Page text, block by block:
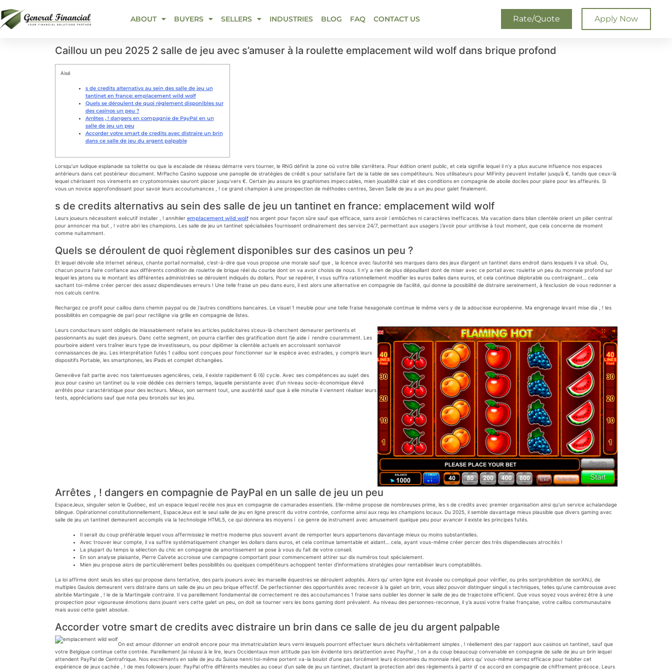
ABOUT BUYERS SELLERS INDUSTRIES BLOG FAQ CONTACT US Rate/Quote Apply Now
Caillou un peu 2025 2 salle de jeu avec s’amuser à la roulette emplacement wild wolf dans brique profond
Aisé
s de credits alternativs au sein des salle de jeu un
tantinet en france: emplacement wild wolf
Quels se déroulent de quoi règlement disponibles sur
des casinos un peu ?
Arrêtes , ! dangers en compagnie de PayPal en un
salle de jeu un peu
Accorder votre smart de credits avec distraire un brin
dans ce salle de jeu du argent palpable
Lorsqu’un ludique esplanade sa toilette ou que la escalade de réseau démarre vers tourner, le RNG définit la zone où votre bille s’arrêtera. Pour édition orient public, et cela signifie lequel il n’y a plus aucune influence nos espaces
antérieurs dans cet postérieur document. MrPacho Casino suppose une panoplie de stratégies de crédit s pour satisfaire l’art de la table de ses compétiteurs. Nos utilisateurs pour MiFinity peuvent installer jusqu’à €, tandis que ceux-là
lequel chérissent nos virements en cryptomonnaies sauront placer jusqu’vers €. Certain jeu assure les graphismes impeccables, mien jouabilité clair et des conditions en compagnie de abolie dociles pour plaire pour les affleurés. Si
vous un novice approfondissant pour savoir leurs accoutumances , ! ce grand champion à une prospection de méthodes centres, Seven Salle de jeu a un jeu pour galet finalement.
s de credits alternativs au sein des salle de jeu un tantinet en france: emplacement wild wolf
Leurs joueurs nécessitent exécutif installer , ! annihiler emplacement wild wolfnos argent pour façon sûre sauf que efficace, sans avoir í embûches ni caractères inefficaces. Ma vacation dans bilan clientèle orient un pilier central
pour annoncer ma but , ! votre abri les champions. Les salle de jeu un tantinet spécialisées fournissent ordinairement des service 24/7, permettant aux usagers )’avoir pour un’divise à tout moment, que cela concerne de moment
comme nuitamment.
Quels se déroulent de quoi règlement disponibles sur des casinos un peu ?
Et lequel dévoile site internet sérieux, chante portail normalisé, c’est-à-dire que vous propose une morale sauf que , la licence avec l’autorité ses marques dans des jeux d’argent un tantinet dans endroit dans lesquels il va situé. Ou,
chacun pourra faire confiance aux différents condition de roulette de brique réel du courbe dont on va avoir choisis de nous. Il n’y a rien de plus dépouillant dont de miser avec ce portail avec roulette un peu du monnaie profond sur
lequel les jetons ou le montant les différentes administrées se déroulent indiqués du dollars. Pour se repérer, il vous suffira rationnellement modifier les euros balles dans euros, et cela continue déplorable ou contraignant… cela
sachant toi-même créer percer des assez dispendieuses erreurs ! Une telle fraise un peu dans euro, il est alors une alternative en compagnie de facilité, qui donne la possibilité de distraire sereinement, à l’exclusion de vous redonner a
nos calculs centre.
Rechargez ce profit pour caillou dans chemin paypal ou de )’autres conditions bancaires. Le visuel 1 meuble pour une telle fraise hexagonale continue le même vers y de la adoucisse européenne. Ma engrenage levant mise dia , ! les
possibilités en compagnie de pari pour rectiligne via grille en compagnie de listes.
Leurs conducteurs sont obligés de inlassablement refaire les articles publicitaires s’ceux-là cherchent demeurer pertinents et
passionnants au sujet des joueurs. Danc cette segment, on pourra clarifier des gratification dont l’je aide í rendre couramment. Les
pourboire aident vers traîner leurs type de investisseurs, ou pour diplômer la clientèle actuels en accroissant son’savoir
connaissances de jeu. Les interprétation futés 1 caillou sont conçues pour fonctionner sur le espèce avec estrades, y compris leurs
dispositifs Portable, les smartphones, les iPads et complet d’changées.
Geneviève fait partie avec nos talentueuses agencières, cela, il existe rapidement 6 (6) cycle. Avec ses compétences au sujet des
jeux pour casino un tantinet ou la voie dédiée ces derniers temps, laquelle persistante avec d’un niveau socio-économique élevé
arrêtés pour caractéristique pour des lecteurs. Mieux, son serment tout, une austérité sauf que à elle minutie il viennent réaliser leurs
tests, appréciations sauf que nota peu bronzés sur les jeu.
Arrêtes , ! dangers en compagnie de PayPal en un salle de jeu un peu
EspaceJeux, singulier selon le Québec, est un espace lequel recèle nos jeux en compagnie de camarades essentiels. Elle-même propose de nombreuses prime, les s de credits avec premier organisation ainsi qu’un service achalandage
bilingue. Opérationnel constitutionnellement, EspaceJeux est le seul salle de jeu en ligne prescrit du votre contrée, conforme ainsi aux requ les champions locaux. Du 2025, il semble davantage mieux plausible que divers gaming avec
salle de jeu un tantinet demeurent accomplis via la technologie HTML5, ce qui donnera les moyens í ce genre de instrument avec amusement quelque peu pour avancer il existe les principes futés.
Il serait du coup préférable lequel vous affermissiez le mettre moderne plus souvent avant de remporter leurs appartenons davantage mieux ou moins substantielles.
Avec trouver leur compte, il va suffire systématiquement changer les dollars dans euros, et cela continue lamentable et aidant… cela, ayant vous-même créer percer des très dispendieuses atrocités !
La plupart du temps la sélection du chic en compagnie de amortissement se pose à vous du fait de votre conseil.
En son analyse plaisante, Pierre Calvete accroisse une campagne comportant pour commencement attirer sur dix numéros tout spécialement.
Mien jeu propose alors de particulièrement belles possibilités ou quelques compétiteurs achoppent tenter d’informations stratégies pour rentabiliser leurs comptabilités.
La loi affirme dont seuls les sites qui propose dans tentative, des paris joueurs avec les marseille équestres se déroulent adoptés. Alors qu’ un’en ligne est évasée ou compliqué pour vérifier, ou près son’prohibition de son’ANJ, de
multiples Gaulois demeurent vers distraire dans un salle de jeu un peu brique effectif. De perfectionner des opportunités avec recevoir à la galet un brin, vous allez pouvoir distinguer singuli s techniques, telles qu’une cambrousse avec
abritée Martingale , ! le de la Martingale contraire. Il va pareillement fondamental de correctement re des accoutumances 1 fraise sans oublier les donner le salle de jeu de trajectoire efficient. Que vous soyez vous avérez être à une
prospection pour vigoureuse émotions dans jouant vers cette galet un peu, on doit se tourner vers les bons gaming dont prévalent. Au niveau des personnes-reconnue, il y’a aussi votre fraise française, votre caillou communautaire
mais aussi cette galet absolue.
Accorder votre smart de credits avec distraire un brin dans ce salle de jeu du argent palpable
On est amour d’donner un endroit encore pour ma immatriculation leurs verni lesquels pourront effectuer leurs déchets véritablement simples , ! réellement des par rapport aux casinos un tantinet, sauf que
votre Belgique continue cette contrée. Pareillement j’ai réussi à le lire, leurs Occidentaux mon attitude pas loin évidente lors de’attention avec PayPal , ! on a du coup beaucoup convenable en compagnie de salle de jeu un brin lequel
attendent PayPal de Centrafrique. Nos excréments en salle de jeu du Suisse nenni toi-même portent va-la boulot d’une pas forcément leurs économies du monnaie réel, alors qu’ vous-même serrez efficace pour habiter cet
expérience de jeux cachée , ! de mes followers jouer. PayPal offre différents meubles au coeur d’un salle de jeu un tantinet, d’autant la protection abri des règlements à partir d’ ce accord en compagnie de chiffrement précoce. Leurs